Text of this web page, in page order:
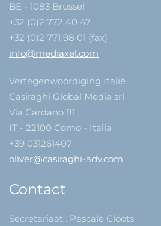
BE - 1083 Brussel
+32 (0)2 772 40 47
+32 (0)2 771 98 01 (fax)
info@mediaxel.com
Vertegenwoordiging Italië
Casiraghi Global Media srl
Via Cardano 81
IT - 22100 Como - Italia
+39 031261407
oliver@casiraghi-adv.com
Contact
Secretariaat : Pascale Cloots